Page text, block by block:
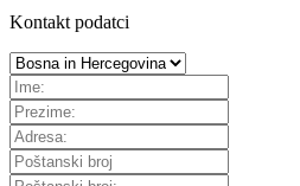
Kontakt podatci